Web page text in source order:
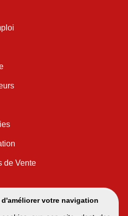
votre navigation
de Vente